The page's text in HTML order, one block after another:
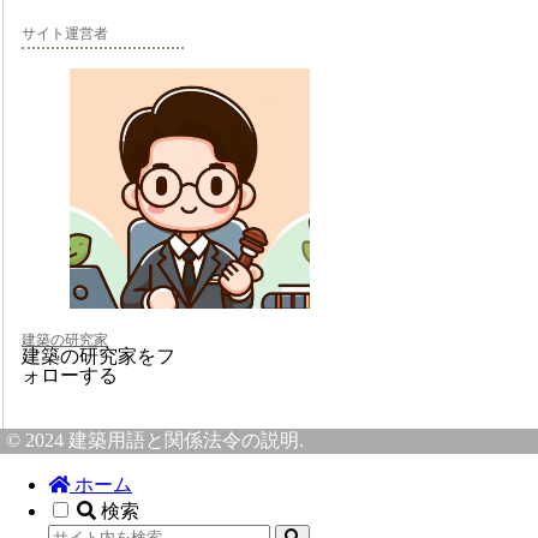
サイト運営者
建築の研究家
建築の研究家をフ
ォローする
© 2024 建築用語と関係法令の説明.
ホーム
検索